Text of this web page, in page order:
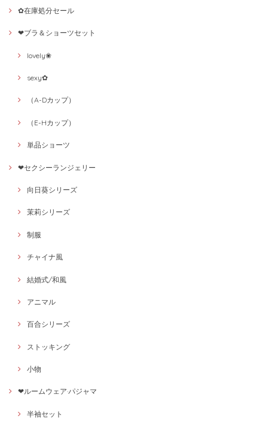
✿在庫処分セール
❤ブラ＆ショーツセット
lovely❀
sexy✿
（A-Dカップ）
（E-Hカップ）
単品ショーツ
❤セクシーランジェリー
向日葵シリーズ
茉莉シリーズ
制服
チャイナ風
結婚式/和風
アニマル
百合シリーズ
ストッキング
小物
❤ルームウェア·パジャマ
半袖セット